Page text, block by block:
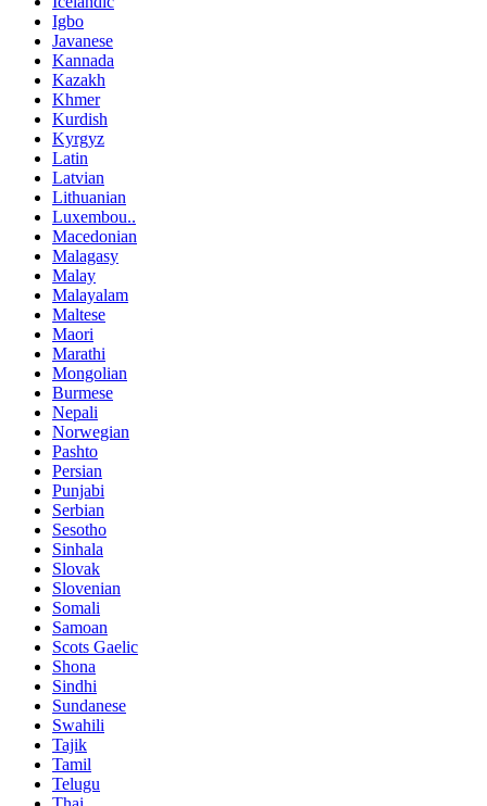
Igbo
Javanese
Kannada
Kazakh
Khmer
Kurdish
Kyrgyz
Latin
Latvian
Lithuanian
Luxembou..
Macedonian
Malagasy
Malay
Malayalam
Maltese
Maori
Marathi
Mongolian
Burmese
Nepali
Norwegian
Pashto
Persian
Punjabi
Serbian
Sesotho
Sinhala
Slovak
Slovenian
Somali
Samoan
Scots Gaelic
Shona
Sindhi
Sundanese
Swahili
Tajik
Tamil
Telugu